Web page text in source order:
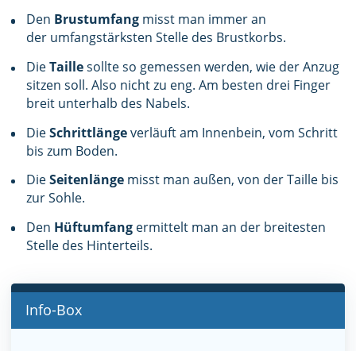
Den Brustumfang misst man immer an
der umfangstärksten Stelle des Brustkorbs.
DieTaillesollte so gemessen werden, wie der Anzug
sitzen soll. Also nicht zu eng. Am besten drei Finger
breit unterhalb des Nabels.
DieSchrittlängeverläuft am Innenbein, vom Schritt
bis zum Boden.
DieSeitenlänge misst man außen, von der Taille bis
zur Sohle.
Den Hüftumfang ermittelt man an der breitesten
Stelle des Hinterteils.
Info-Box